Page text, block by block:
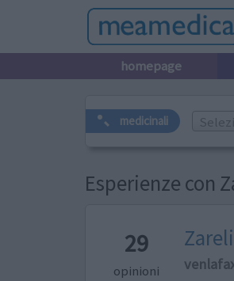
homepage
medicinali
Esperienze con
29
opinioni